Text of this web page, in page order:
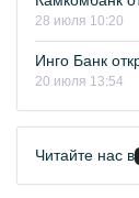
28 июля 10:20
Инго Банк
20 июля 13:54
Читайте нас в